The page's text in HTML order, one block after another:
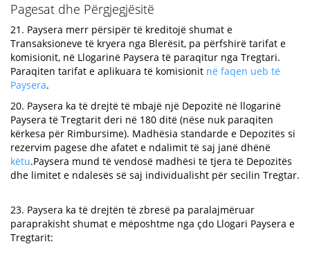
Pagesat dhe Përgjegjësitë
21. Paysera merr përsipër të kreditojë shumat e
Transaksioneve të kryera nga Blerësit, pa përfshirë tarifat e
komisionit, në Llogarinë Paysera të paraqitur nga Tregtari.
Paraqiten tarifat e aplikuara të komisionit në faqen ueb të
Paysera.
20. Paysera ka të drejtë të mbajë një Depozitë në llogarinë
Paysera të Tregtarit deri në 180 ditë (nëse nuk paraqiten
kërkesa për Rimbursime). Madhësia standarde e Depozitës si
rezervim pagese dhe afatet e ndalimit të saj janë dhënë
këtu.Paysera mund të vendosë madhësi të tjera të Depozitës
dhe limitet e ndalesës së saj individualisht për secilin Tregtar.
23. Paysera ka të drejtën të zbresë pa paralajmëruar
paraprakisht shumat e mëposhtme nga çdo Llogari Paysera e
Tregtarit: